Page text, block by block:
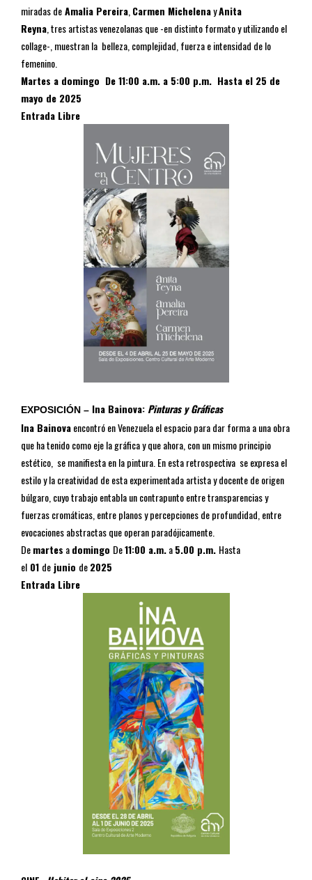
miradas deAmalia Pereira Carmen MichelenayAnita
Reyna , tres artistas venezolanas que -en distinto formato y utilizando el
collage-, muestran la belleza, complejidad, fuerza e intensidad de lo
femenino.
Martes a domingo De 11:00 a.m. a 5:00 p.m. Hasta el 25 de
mayo de 2025
Entrada Libre
EXPOSICIÓN – Ina Bainova: Pinturas y Gráficas
Ina Bainovaencontró en Venezuela el espacio para dar forma a una obra
que ha tenido como eje la gráfica y que ahora, con un mismo principio
estético, se manifiesta en la pintura. En esta retrospectiva se expresa el
estilo y la creatividad de esta experimentada artista y docente de origen
búlgaro, cuyo trabajo entabla un contrapunto entre transparencias y
fuerzas cromáticas, entre planos y percepciones de profundidad, entre
evocaciones abstractas que operan paradójicamente.
Demartes adomingo De11:00 a.m.a5.00 p.m. Hasta
el 01 de junio de2025
Entrada Libre